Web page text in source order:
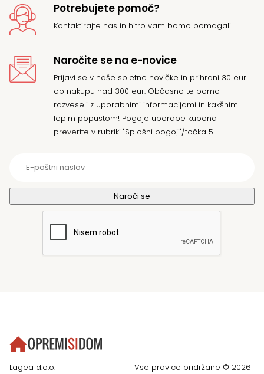
Potrebujete pomoč?
Kontaktirajte nas in hitro vam bomo pomagali.
Naročite se na e-novice
Prijavi se v naše spletne novičke in prihrani 30 eur
ob nakupu nad 300 eur. Občasno te bomo
razveseli z uporabnimi informacijami in kakšnim
lepim popustom! Pogoje uporabe kupona
preverite v rubriki "Splošni pogoji"/točka 5!
Lagea d.o.o.
Vse pravice pridržane © 2026